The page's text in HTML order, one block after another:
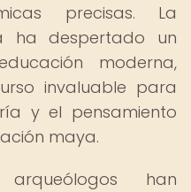
precisas. La
ha despertado un
moderna,
invaluable para
y el pensamiento
maya.
han